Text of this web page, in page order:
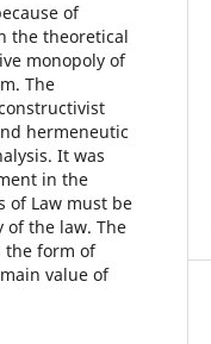
of
the theoretical
monopoly of
The
hermeneutic
It was
in the
of Law must be
of the law. The
the form of
value of